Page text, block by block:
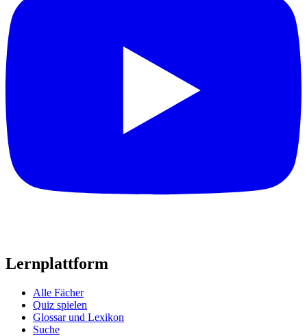
Lernplattform
Alle Fächer
Quiz spielen
Glossar und Lexikon
Suche